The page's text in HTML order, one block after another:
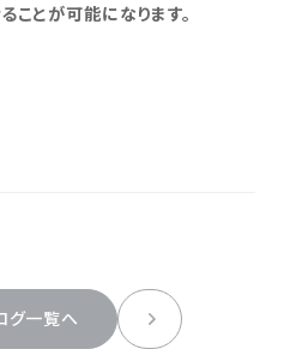
ことが可能になります。
グ一覧へ